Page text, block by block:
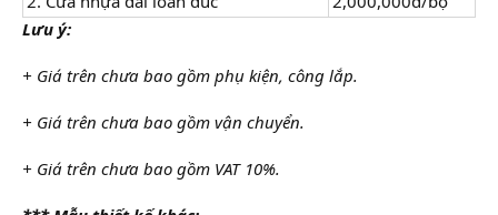
Lưu ý:
+ Giá trên chưa bao gồm phụ kiện, công lắp.
+ Giá trên chưa bao gồm vận chuyển.
+ Giá trên chưa bao gồm VAT 10%.